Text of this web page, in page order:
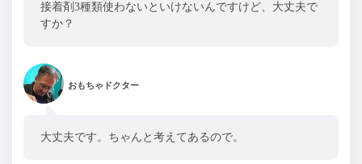
接着剤3種類使わないといけないんですけど、大丈夫で
すか？
おもちゃドクター
大丈夫です。ちゃんと考えてあるので。